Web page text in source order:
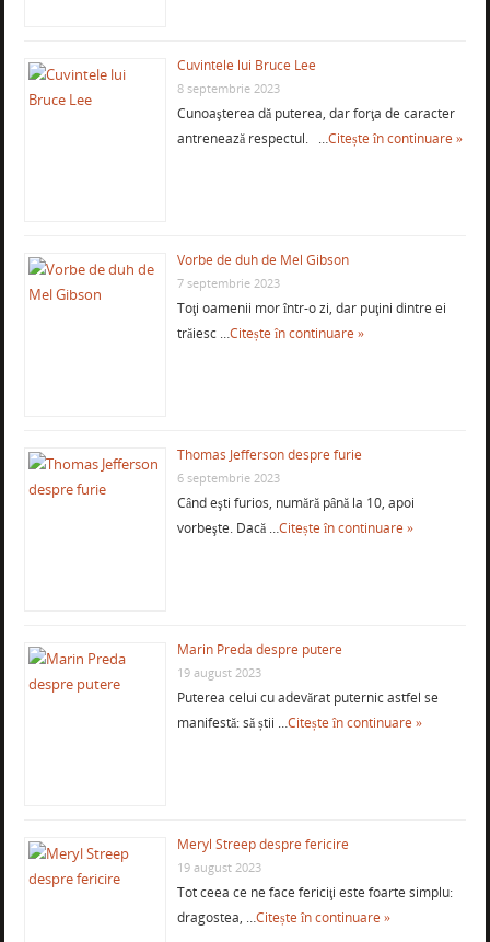
Cuvintele lui Bruce Lee
8 septembrie 2023
Cunoaşterea dă puterea, dar forţa de caracter
antrenează respectul. …Citește în continuare »
Vorbe de duh de Mel Gibson
7 septembrie 2023
Toţi oamenii mor într-o zi, dar puţini dintre ei
trăiesc …Citește în continuare »
Thomas Jefferson despre furie
6 septembrie 2023
Când eşti furios, numără până la 10, apoi
vorbeşte. Dacă …Citește în continuare »
Marin Preda despre putere
19 august 2023
Puterea celui cu adevărat puternic astfel se
manifestă: să știi …Citește în continuare »
Meryl Streep despre fericire
19 august 2023
Tot ceea ce ne face fericiţi este foarte simplu:
dragostea, …Citește în continuare »